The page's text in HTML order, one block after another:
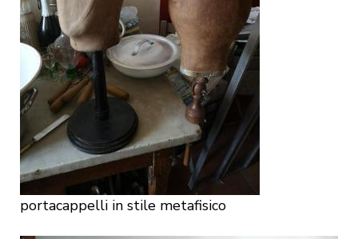
portacappelli in stile metafisico